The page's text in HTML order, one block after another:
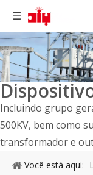
Incluindo grupo
500KV, bem como
transformador e
Você está aqui: